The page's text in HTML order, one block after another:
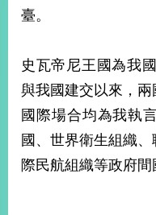
覽
本
部
新
聞
中
心
外
交
臺。
史瓦帝尼王國為我
與我國建交以來，
國際場合均為我執
國、世界衛生組織
際民航組織等政府間